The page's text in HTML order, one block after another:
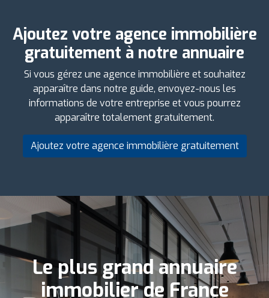
Ajoutez votre agence immobilière
gratuitement à notre annuaire
Si vous gérez une agence immobilière et souhaitez
apparaître dans notre guide, envoyez-nous les
informations de votre entreprise et vous pourrez
apparaître totalement gratuitement.
Ajoutez votre agence immobilière gratuitement
Le plus grand annuaire
immobilier de France